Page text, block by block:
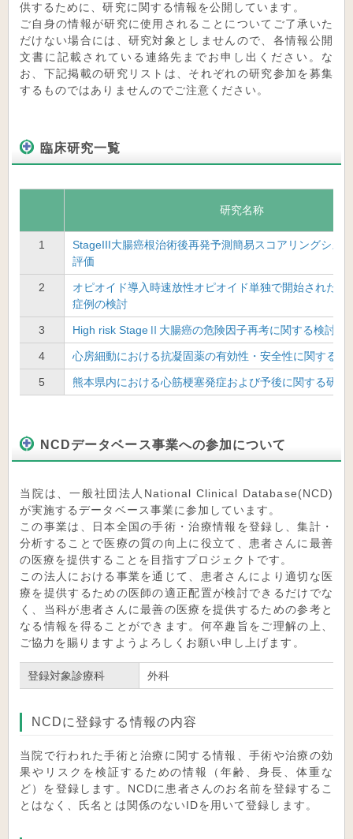
供するために、研究に関する情報を公開しています。
ご自身の情報が研究に使用されることについてご了承いた
だけない場合には、研究対象としませんので、各情報公開
文書に記載されている連絡先までお申し出ください。な
お、下記掲載の研究リストは、それぞれの研究参加を募集
するものではありませんのでご注意ください。
臨床研究一覧
研究名称
1
StageIII大腸癌根治術後再発予測簡易スコアリングシス
評価
2
オピオイド導入時速放性オピオイド単独で開始された悪
症例の検討
3 High risk StageⅡ大腸癌の危険因子再考に関する検討
4 心房細動における抗凝固薬の有効性・安全性に関する調
5 熊本県内における心筋梗塞発症および予後に関する研究
NCDデータベース事業への参加について
当院は、一般社団法人National Clinical Database(NCD)
が実施するデータベース事業に参加しています。
この事業は、日本全国の手術・治療情報を登録し、集計・
分析することで医療の質の向上に役立て、患者さんに最善
の医療を提供することを目指すプロジェクトです。
この法人における事業を通じて、患者さんにより適切な医
療を提供するための医師の適正配置が検討できるだけでな
く、当科が患者さんに最善の医療を提供するための参考と
なる情報を得ることができます。何卒趣旨をご理解の上、
ご協力を賜りますようよろしくお願い申し上げます。
登録対象診療科 外科
NCDに登録する情報の内容
当院で行われた手術と治療に関する情報、手術や治療の効
果やリスクを検証するための情報（年齢、身長、体重な
ど）を登録します。NCDに患者さんのお名前を登録するこ
とはなく、氏名とは関係のないIDを用いて登録します。